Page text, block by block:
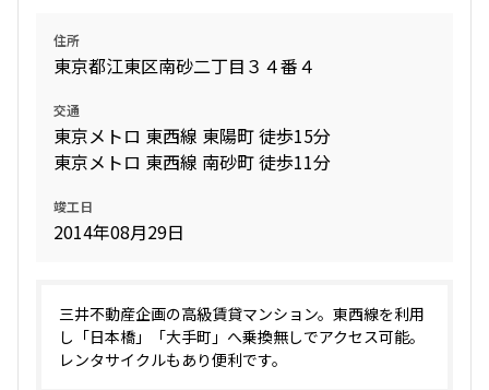
2階２０３
1.0ヶ月 1.0ヶ月
住所
東京都江東区南砂二丁目３４番４
交通
東京メトロ 東西線 東陽町 徒歩15分
東京メトロ 東西線 南砂町 徒歩11分
竣工日
2014年08月29日
三井不動産企画の高級賃貸マンション。東西線を利用
し「日本橋」「大手町」へ乗換無しでアクセス可能。
レンタサイクルもあり便利です。